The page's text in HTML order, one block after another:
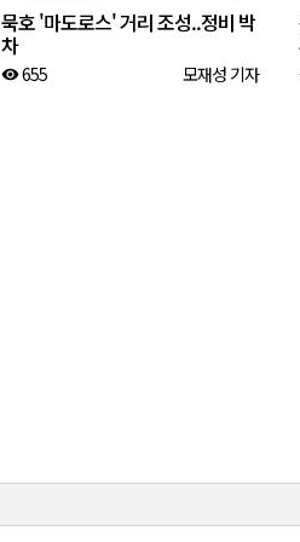
묵호 '마도로스' 거리 조성..정비 박
차
visibility655 모재성 기자